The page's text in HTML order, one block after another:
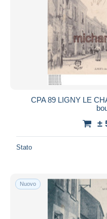
CPA 89 LIGNY LE
±
Stato
Nuovo